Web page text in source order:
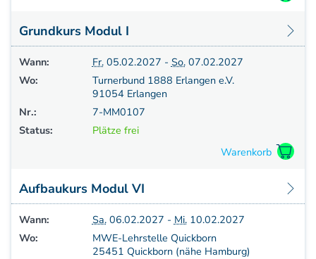
Grundkurs Modul I
Wann: Fr.05.02.2027 - So.07.02.2027
Wo:
Turnerbund 1888 Erlangen e.V.
91054 Erlangen
Nr.:
7-MM0107
Status:
Plätze frei
Aufbaukurs Modul VI
Wann: Sa.06.02.2027 - Mi.10.02.2027
Wo:
MWE-Lehrstelle Quickborn
25451 Quickborn (nähe Hamburg)